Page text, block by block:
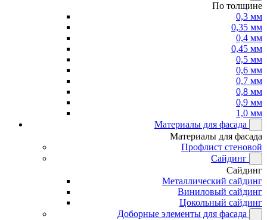
По толщине
0,3 мм
0,35 мм
0,4 мм
0,45 мм
0,5 мм
0,6 мм
0,7 мм
0,8 мм
0,9 мм
1,0 мм
Материалы для фасада
Материалы для фасада
Профлист стеновой
Сайдинг
Сайдинг
Металлический сайдинг
Виниловый сайдинг
Цокольный сайдинг
Доборные элементы для фасада